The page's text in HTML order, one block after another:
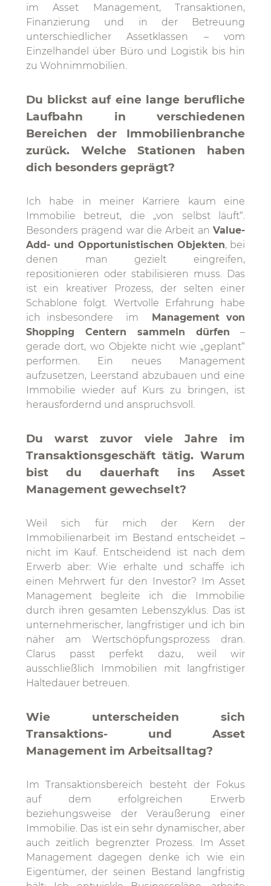
im Asset Management, Transaktionen,
Finanzierung und in der Betreuung
unterschiedlicher Assetklassen – vom
Einzelhandel über Büro und Logistik bis hin
zu Wohnimmobilien.
Du blickst auf eine lange berufliche
Laufbahn in verschiedenen
Bereichen der Immobilienbranche
zurück. Welche Stationen haben
dich besonders geprägt?
Ich habe in meiner Karriere kaum eine
Immobilie betreut, die „von selbst läuft“.
Besonders prägend war die Arbeit anValue-
Add- und Opportunistischen Objekten, bei
denen man gezielt eingreifen,
repositionieren oder stabilisieren muss. Das
ist ein kreativer Prozess, der selten einer
Schablone folgt. Wertvolle Erfahrung habe
ich insbesondere im
Management von
Shopping Centern sammeln dürfen –
gerade dort, wo Objekte nicht wie „geplant“
performen. Ein neues Management
aufzusetzen, Leerstand abzubauen und eine
Immobilie wieder auf Kurs zu bringen, ist
herausfordernd und anspruchsvoll.
Du warst zuvor viele Jahre im
Transaktionsgeschäft tätig. Warum
bist du dauerhaft ins Asset
Management gewechselt?
Weil sich für mich der Kern der
Immobilienarbeit im Bestand entscheidet –
nicht im Kauf. Entscheidend ist nach dem
Erwerb aber: Wie erhalte und schaffe ich
einen Mehrwert für den Investor? Im Asset
Management begleite ich die Immobilie
durch ihren gesamten Lebenszyklus. Das ist
unternehmerischer, langfristiger und ich bin
näher am Wertschöpfungsprozess dran.
Clarus passt perfekt dazu, weil wir
ausschließlich Immobilien mit langfristiger
Haltedauer betreuen.
Wie unterscheiden sich
Transaktions- und Asset
Management im Arbeitsalltag?
Im Transaktionsbereich besteht der Fokus
auf dem erfolgreichen Erwerb
beziehungsweise der Veräußerung einer
Immobilie. Das ist ein sehr dynamischer, aber
auch zeitlich begrenzter Prozess. Im Asset
Management dagegen denke ich wie ein
Eigentümer, der seinen Bestand langfristig